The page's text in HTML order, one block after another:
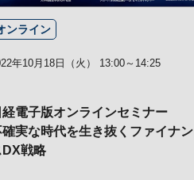
ンライン
年10月18日（火） 13:00～14:25
経電子版オンラインセミナー
確実な時代を生き抜くファイナン
DX戦略